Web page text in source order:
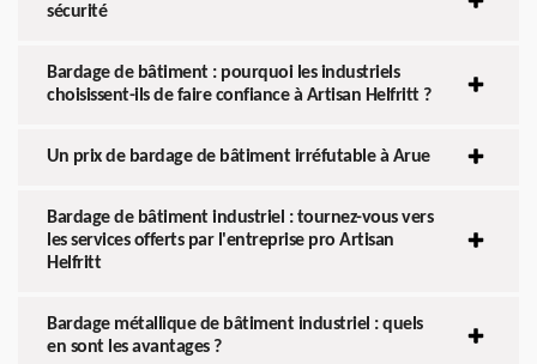
sécurité
Bardage de bâtiment : pourquoi les industriels
choisissent-ils de faire confiance à Artisan Helfritt ?
Un prix de bardage de bâtiment irréfutable à Arue
Bardage de bâtiment industriel : tournez-vous vers
les services offerts par l'entreprise pro Artisan
Helfritt
Bardage métallique de bâtiment industriel : quels
en sont les avantages ?